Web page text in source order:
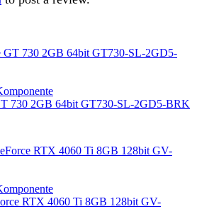
730 2GB 64bit GT730-SL-2GD5-BRK
RTX 4060 Ti 8GB 128bit GV-